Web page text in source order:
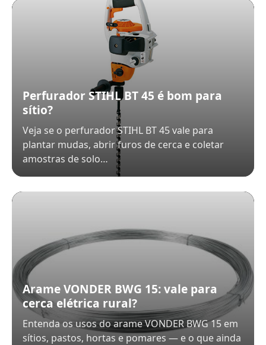
Perfurador STIHL BT 45 é bom para
sítio?
Veja se o perfurador STIHL BT 45 vale para
plantar mudas, abrir furos de cerca e coletar
amostras de solo…
Arame VONDER BWG 15: vale para
cerca elétrica rural?
Entenda os usos do arame VONDER BWG 15 em
sítios, pastos, hortas e pomares — e o que ainda